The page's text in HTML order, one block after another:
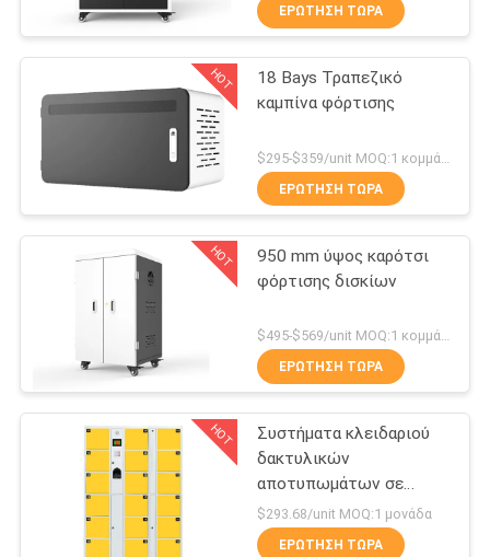
ΈΛΕΓΧΟΣ
ΜΑΣ
ΕΛΆΤΕ
ΕΠΑΦΉ
ΜΕ
ΕΙΔΉΣΕΙΣ
ΖΗΤΉΣΤΕ
ΈΝΑ
ΑΠΌΣΠΑΣΜΑ
SITEMAP
Ασφαλές κιβώτιο
Μεταλλικό κινητό
βάθρο
30
ΕΡΏΤΗΣΗ ΤΏΡΑ
HOT
18 Bays Τραπεζικό
καμπίνα φόρτισης
ΕΡΏΤΗΣΗ ΤΏΡΑ
HOT
950 mm ύψος καρότσι
φόρτισης δισκίων
$495-$569/unit MOQ:1 κομμάτι
ΕΡΏΤΗΣΗ ΤΏΡΑ
HOT
Συστήματα κλειδαριού
δακτυλικών
αποτυπωμάτων σε
σούπερ μάρκετ
$293.68/unit MOQ:1 μονάδα
ΕΡΏΤΗΣΗ ΤΏΡΑ